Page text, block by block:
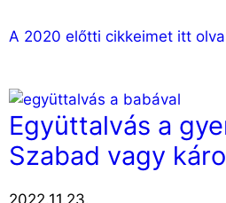
A 2020 előtti cikkeimet itt
Együttalvás a
Szabad vagy
2022.11.23.